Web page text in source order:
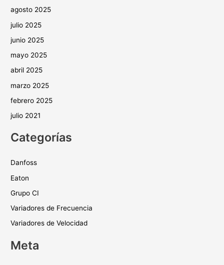
agosto 2025
julio 2025
junio 2025
mayo 2025
abril 2025
marzo 2025
febrero 2025
julio 2021
Categorías
Danfoss
Eaton
Grupo CI
Variadores de Frecuencia
Variadores de Velocidad
Meta